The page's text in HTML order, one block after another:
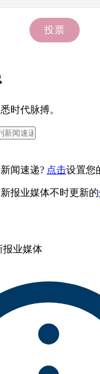
时代脉搏。
闻速递? 点击设置您
报业媒体不时更新的
报业媒体